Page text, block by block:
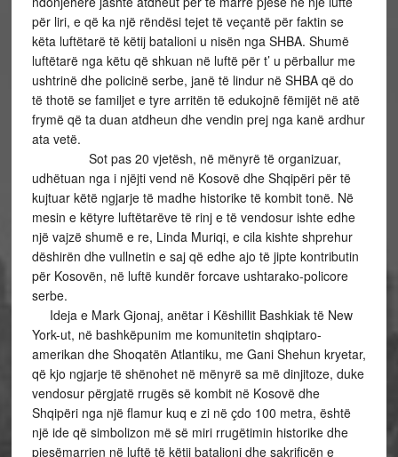
për liri, e që ka një rëndësi tejet të veçantë për faktin se
këta luftëtarë të këtij batalioni u nisën nga SHBA. Shumë
luftëtarë nga këtu që shkuan në luftë për t’ u përballur me
ushtrinë dhe policinë serbe, janë të lindur në SHBA që do
të thotë se familjet e tyre arritën të edukojnë fëmijët në atë
frymë që ta duan atdheun dhe vendin prej nga kanë ardhur
ata vetë.
Sot pas 20 vjetësh, në mënyrë të organizuar,
udhëtuan nga i njëjti vend në Kosovë dhe Shqipëri për të
kujtuar këtë ngjarje të madhe historike të kombit tonë. Në
mesin e këtyre luftëtarëve të rinj e të vendosur ishte edhe
një vajzë shumë e re, Linda Muriqi, e cila kishte shprehur
dëshirën dhe vullnetin e saj që edhe ajo të jipte kontributin
për Kosovën, në luftë kundër forcave ushtarako-policore
serbe.
Ideja e Mark Gjonaj, anëtar i Këshillit Bashkiak të New
York-ut, në bashkëpunim me komunitetin shqiptaro-
amerikan dhe Shoqatën Atlantiku, me Gani Shehun kryetar,
që kjo ngjarje të shënohet në mënyrë sa më dinjitoze, duke
vendosur përgjatë rrugës së kombit në Kosovë dhe
Shqipëri nga një flamur kuq e zi në çdo 100 metra, është
një ide që simbolizon më së miri rrugëtimin historike dhe
pjesëmarrjen në luftë të këtij batalioni dhe sakrificën e